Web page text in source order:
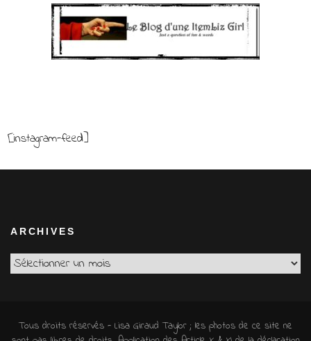
[instagram-feed]
ARCHIVES
Archives
Tous droits réservés - Lisa Giraud Taylor ; les photos de ce site ne